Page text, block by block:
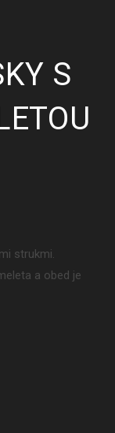
S
strukmi.
a obed je